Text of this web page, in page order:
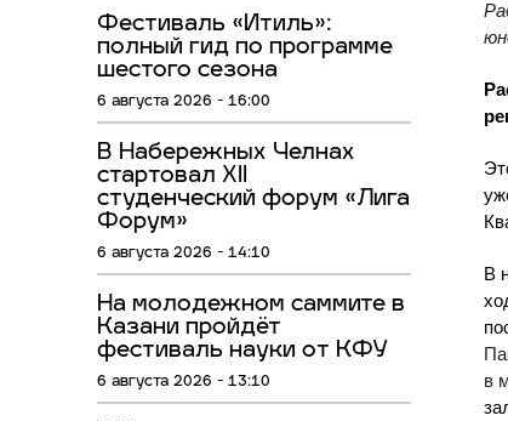
Фестиваль «Итиль»:
полный гид по программе
шестого сезона
6 августа 2026 - 16:00
В Набережных Челнах
стартовал XII
студенческий форум «Лига
Форум»
6 августа 2026 - 14:10
На молодежном саммите в
Казани пройдёт
фестиваль науки от КФУ
6 августа 2026 - 13:10
В
в